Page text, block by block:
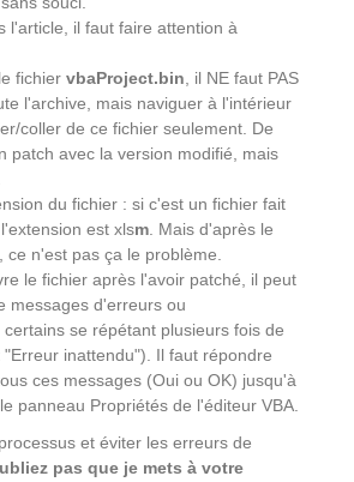
l'article, il faut faire attention à
fichier vbaProject.bin , il NE faut PAS
l'archive, mais naviguer à l'intérieur
coller de ce fichier seulement. De
patch avec la version modifié, mais
du fichier : si c'est un fichier fait
est xlsm . Mais d'après le
ce n'est pas ça le problème.
le fichier après l'avoir patché, il peut
messages d'erreurs ou
se répétant plusieurs fois de
inattendu"). Il faut répondre
ces messages (Oui ou OK) jusqu'à
panneau Propriétés de l'éditeur VBA.
et éviter les erreurs de
pas que je mets à votre